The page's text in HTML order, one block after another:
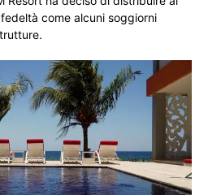
come alcuni soggiorni